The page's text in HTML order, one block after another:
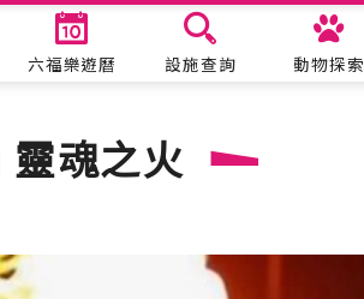
六福樂遊曆 設施查詢 動物探索
魂之火